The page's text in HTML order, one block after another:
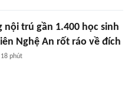
nội trú gần 1.400 học sinh
Nghệ An rốt ráo về đích
18 phút